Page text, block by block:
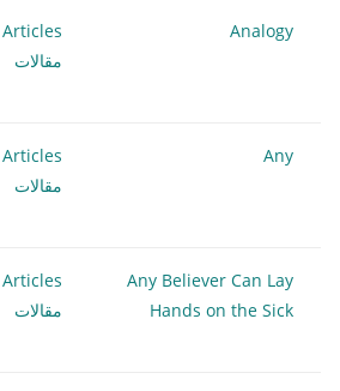
Analogy
Articles
مقالات
Any
Articles
مقالات
Any Believer Can Lay
Hands on the Sick
Articles
مقالات